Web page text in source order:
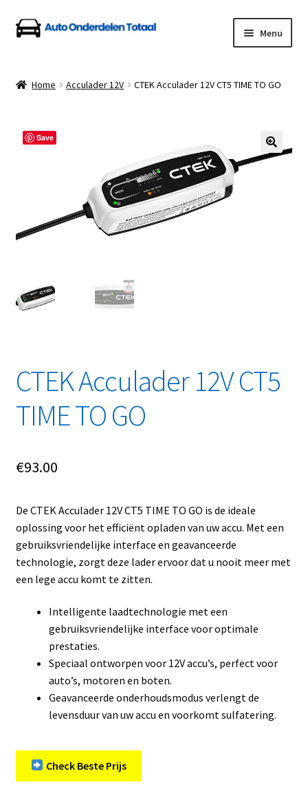
Ga
door
navigatie
Ga
naar
inhoud
Menu
Auto Onderdelen Shop
Betalen en Verzenden
Klantenservice
Over Ons
Privacybeleid
Retourbeleid
Videos
Winkelwagen
Home Acculader 12V CTEK Acculader 12V CT5 TIME TO GO
Save
CTEK Acculader 12V CT5
TIME TO GO
€93.00
De CTEK Acculader 12V CT5 TIME TO GO is de ideale
oplossing voor het efficiënt opladen van uw accu. Met een
gebruiksvriendelijke interface en geavanceerde
technologie, zorgt deze lader ervoor dat u nooit meer met
een lege accu komt te zitten.
Intelligente laadtechnologie met een
gebruiksvriendelijke interface voor optimale
prestaties.
Speciaal ontworpen voor 12V accu’s, perfect voor
auto’s, motoren en boten.
Geavanceerde onderhoudsmodus verlengt de
levensduur van uw accu en voorkomt sulfatering.
Check Beste Prijs